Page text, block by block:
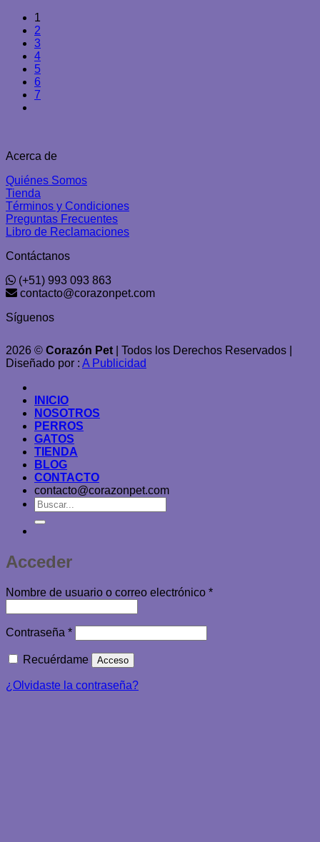
1
2
3
4
5
6
7
Acerca de
Quiénes Somos
Tienda
Términos y Condiciones
Preguntas Frecuentes
Libro de Reclamaciones
Contáctanos
(+51) 993 093 863
contacto@corazonpet.com
Síguenos
2026 © Corazón Pet | Todos los Derechos Reservados |
Diseñado por : A Publicidad
INICIO
NOSOTROS
PERROS
GATOS
TIENDA
BLOG
CONTACTO
contacto@corazonpet.com
Buscar
por:
Acceder
Nombre de usuario o correo electrónico *Obligatorio
Contraseña *Obligatorio
Recuérdame Acceso
¿Olvidaste la contraseña?